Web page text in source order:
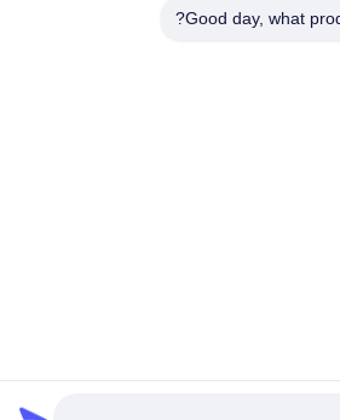
الصين ذات الجودة الجيدة فرشاة كاسحة الثلج المورد. حقوق الطبع والنشر © 2019-
Good day, what